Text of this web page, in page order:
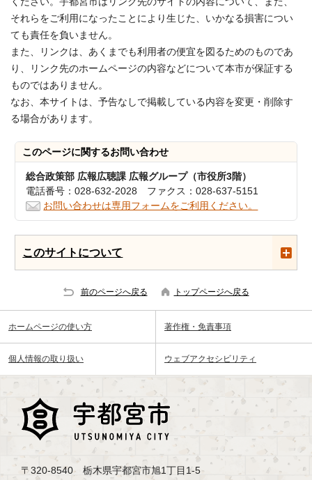
それらをご利用になったことにより生じた、いかなる損害につい
ても責任を負いません。
また、リンクは、あくまでも利用者の便宜を図るためのものであ
り、リンク先のホームページの内容などについて本市が保証する
ものではありません。
なお、本サイトは、予告なしで掲載している内容を変更・削除す
る場合があります。
このページに関するお問い合わせ
総合政策部 広報広聴課 広報グループ（市役所3階）
電話番号：028-632-2028 ファクス：028-637-5151
お問い合わせは専用フォームをご利用ください。
このサイトについて
前のページへ戻る トップページへ戻る
ホームページの使い方 著作権・免責事項
個人情報の取り扱い ウェブアクセシビリティ
〒320-8540 栃木県宇都宮市旭1丁目1-5